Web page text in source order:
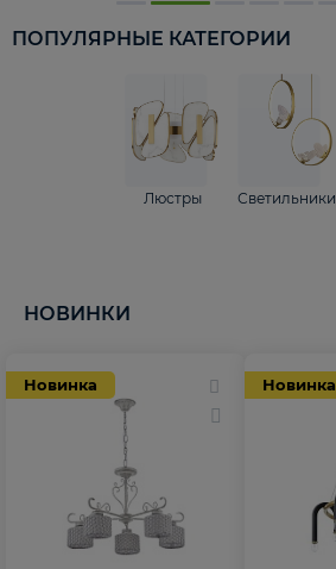
ПОПУЛЯРНЫЕ КАТЕГОРИИ
Люстры Светильники
НОВИНКИ
Новинка Новинка